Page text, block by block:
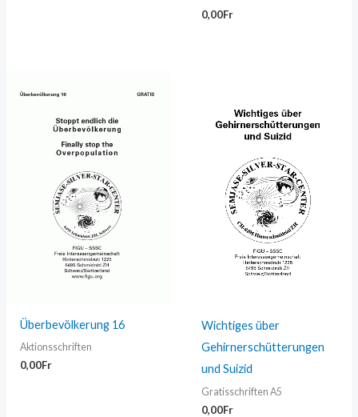
0,00Fr
Überbevölkerung 16
Aktionsschriften
0,00Fr
Wichtiges über
Gehirnerschütterungen
und Suizid
Gratisschriften A5
0,00Fr